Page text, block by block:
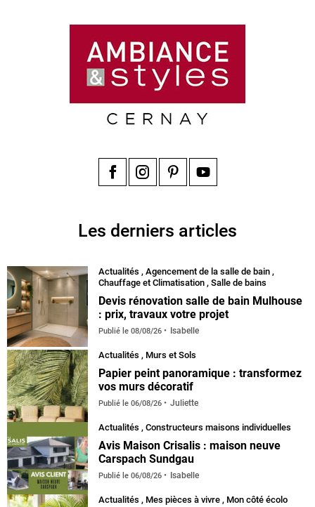
Les derniers articles
Actualités , Agencement de la salle de bain ,
Chauffage et Climatisation , Salle de bains
Devis rénovation salle de bain Mulhouse
: prix, travaux votre projet
Publié le 08/08/26 Isabelle
Actualités , Murs et Sols
Papier peint panoramique : transformez
vos murs décoratif
Publié le 06/08/26 Juliette
Actualités , Constructeurs maisons individuelles
Avis Maison Crisalis : maison neuve
Carspach Sundgau
Publié le 06/08/26 Isabelle
Actualités , Mes pièces à vivre , Mon côté écolo